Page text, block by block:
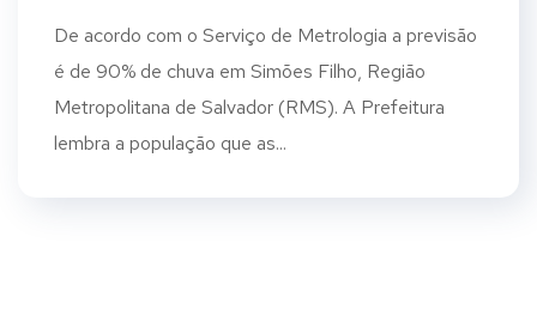
De acordo com o Serviço de Metrologia a previsão
é de 90% de chuva em Simões Filho, Região
Metropolitana de Salvador (RMS). A Prefeitura
lembra a população que as...